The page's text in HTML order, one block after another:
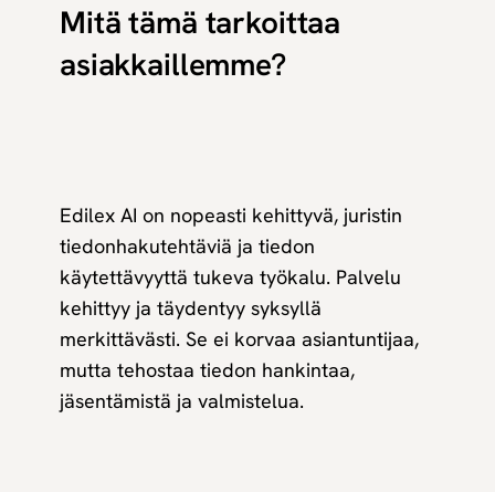
Mitä tämä tarkoittaa
asiakkaillemme?
Edilex AI on nopeasti kehittyvä, juristin
tiedonhakutehtäviä ja tiedon
käytettävyyttä tukeva työkalu. Palvelu
kehittyy ja täydentyy syksyllä
merkittävästi. Se ei korvaa asiantuntijaa,
mutta tehostaa tiedon hankintaa,
jäsentämistä ja valmistelua.